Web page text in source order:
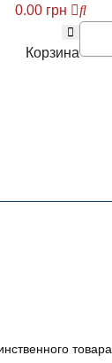
0.00 грн
Корзина
товара